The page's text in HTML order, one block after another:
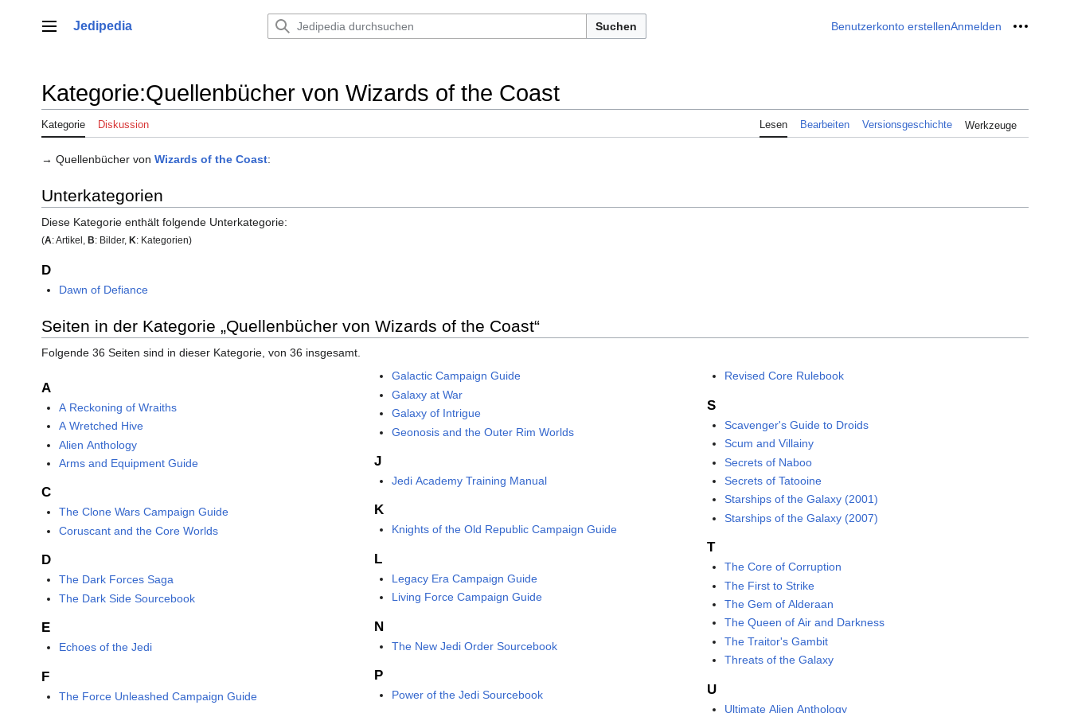
springenHauptmenü
Jedipedia Suchen Benutzerkonto erstellenAnmelden Meine
Kategorie:Quellenbücher von Wizards of the Coast
Kategorie Diskussion Lesen Bearbeiten Versionsgeschichte Werkzeuge
→ Quellenbücher von Wizards of the Coast:
Unterkategorien
Diese Kategorie enthält folgende Unterkategorie:
(A: Artikel, B: Bilder, K: Kategorien)
D
Dawn of Defiance
Seiten in der Kategorie „Quellenbücher von Wizards of the Coast“
Folgende 36 Seiten sind in dieser Kategorie, von 36 insgesamt.
A
A Reckoning of Wraiths
A Wretched Hive
Alien Anthology
Arms and Equipment Guide
C
The Clone Wars Campaign Guide
Coruscant and the Core Worlds
D
The Dark Forces Saga
The Dark Side Sourcebook
E
Echoes of the Jedi
F
The Force Unleashed Campaign Guide
Galactic Campaign Guide
Galaxy at War
Galaxy of Intrigue
Geonosis and the Outer Rim Worlds
J
Jedi Academy Training Manual
K
Knights of the Old Republic Campaign Guide
L
Legacy Era Campaign Guide
Living Force Campaign Guide
N
The New Jedi Order Sourcebook
P
Power of the Jedi Sourcebook
Revised Core Rulebook
S
Scavenger's Guide to Droids
Scum and Villainy
Secrets of Naboo
Secrets of Tatooine
Starships of the Galaxy (2001)
Starships of the Galaxy (2007)
T
The Core of Corruption
The First to Strike
The Gem of Alderaan
The Queen of Air and Darkness
The Traitor's Gambit
Threats of the Galaxy
U
Ultimate Alien Anthology